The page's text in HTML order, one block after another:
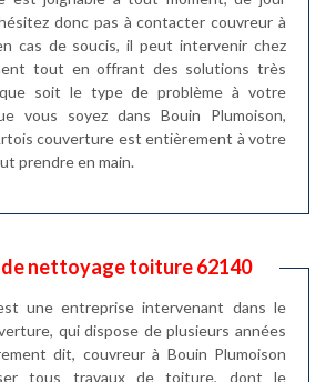
donc pas à contacter couvreur à
cas de soucis, il peut intervenir chez
tout en offrant des solutions très
soit le type de problème à votre
vous soyez dans Bouin Plumoison,
couverture est entièrement à votre
prendre en main.
nettoyage toiture 62140
une entreprise intervenant dans le
qui dispose de plusieurs années
dit, couvreur à Bouin Plumoison
tous travaux de toiture, dont le